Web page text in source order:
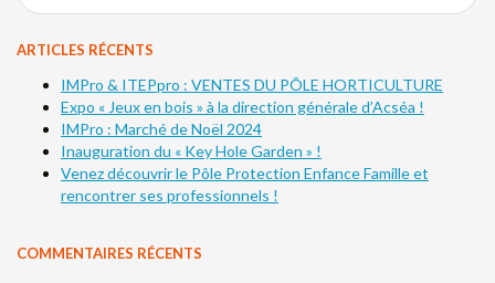
ARTICLES RÉCENTS
IMPro & ITEPpro : VENTES DU PÔLE HORTICULTURE
Expo « Jeux en bois » à la direction générale d’Acséa !
IMPro : Marché de Noël 2024
Inauguration du « Key Hole Garden » !
Venez découvrir le Pôle Protection Enfance Famille et
rencontrer ses professionnels !
COMMENTAIRES RÉCENTS